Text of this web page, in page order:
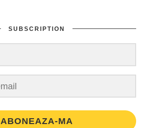
SUBSCRIPTION
ABONEAZA-MA